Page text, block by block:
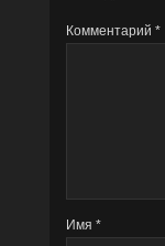
Комментарий *
Имя *